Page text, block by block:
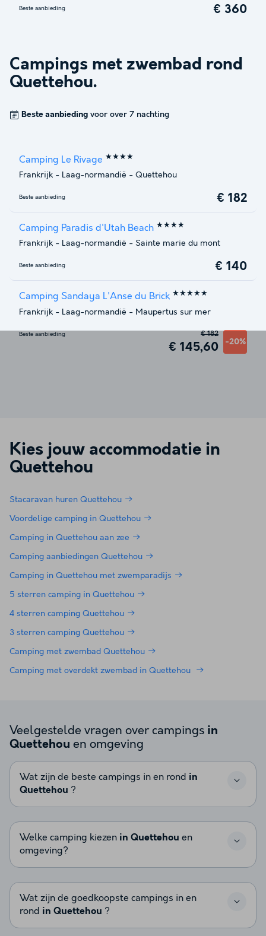
Beste aanbieding € 360
Campings met zwembad rond
Quettehou.
Beste aanbieding voor over 7 nachting
Camping Le Rivage ★★★★
Frankrijk - Laag-normandië - Quettehou
Beste aanbieding € 182
Camping Paradis d'Utah Beach ★★★★
Frankrijk - Laag-normandië - Sainte marie du mont
Beste aanbieding € 140
Camping Sandaya L'Anse du Brick ★★★★★
Frankrijk - Laag-normandië - Maupertus sur mer
Beste aanbieding
€ 145,60 -20%
€ 182
Kies jouw accommodatie in
Quettehou
Stacaravan huren Quettehou
Voordelige camping in Quettehou
Camping in Quettehou aan zee
Camping aanbiedingen Quettehou
Camping in Quettehou met zwemparadijs
5 sterren camping in Quettehou
4 sterren camping Quettehou
3 sterren camping Quettehou
Camping met zwembad Quettehou
Camping met overdekt zwembad in Quettehou
Veelgestelde vragen over campings in
Quettehou en omgeving
Wat zijn de beste campings in en rond in
Quettehou ?
Welke camping kiezen in Quettehou en
omgeving?
Wat zijn de goedkoopste campings in en
rond in Quettehou ?